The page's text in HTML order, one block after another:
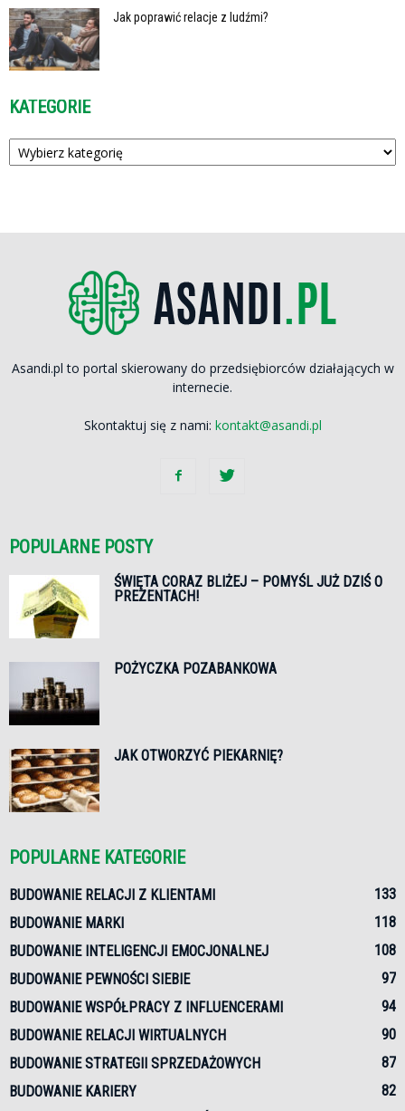
Jak poprawić relacje z ludźmi?
KATEGORIE
Kategorie
Asandi.pl to portal skierowany do przedsiębiorców działających w
internecie.
Skontaktuj się z nami: kontakt@asandi.pl
POPULARNE POSTY
ŚWIĘTA CORAZ BLIŻEJ – POMYŚL JUŻ DZIŚ O
PREZENTACH!
POŻYCZKA POZABANKOWA
JAK OTWORZYĆ PIEKARNIĘ?
POPULARNE KATEGORIE
BUDOWANIE RELACJI Z KLIENTAMI
133
BUDOWANIE MARKI
118
BUDOWANIE INTELIGENCJI EMOCJONALNEJ
108
BUDOWANIE PEWNOŚCI SIEBIE
97
BUDOWANIE WSPÓŁPRACY Z INFLUENCERAMI
94
BUDOWANIE RELACJI WIRTUALNYCH
90
BUDOWANIE STRATEGII SPRZEDAŻOWYCH
87
BUDOWANIE KARIERY
82